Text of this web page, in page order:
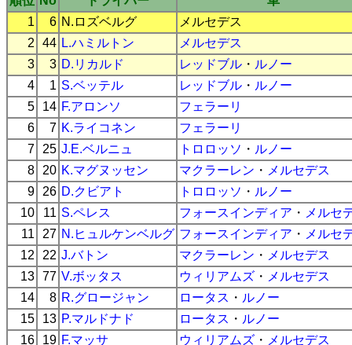
1
6 N.ロズベルグ
メルセデス
2
44 L.ハミルトン
メルセデス
3
3 D.リカルド レッドブル ・ ルノー
4
1 S.ベッテル レッドブル ・ ルノー
5
14 F.アロンソ
フェラーリ
6
7 K.ライコネン
フェラーリ
7
25 J.E.ベルニュ トロロッソ ・ ルノー
8
20 K.マグヌッセン マクラーレン ・ メルセデス
9
26 D.クビアト トロロッソ ・ ルノー
10
11 S.ペレス フォースインディア ・ メルセ
11
27 N.ヒュルケンベルグ フォースインディア ・ メルセ
12
22 J.バトン マクラーレン ・ メルセデス
13 77 V.ボッタス ウィリアムズ ・ メルセデス
14
8 R.グロージャン ロータス ・ ルノー
15
13 P.マルドナド ロータス ・ ルノー
16
19 F.マッサ ウィリアムズ ・ メルセデス